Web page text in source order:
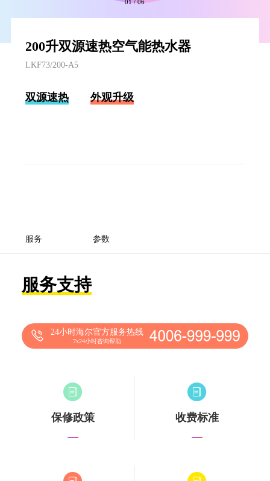
01/06
200升双源速热空气能热水器
LKF73/200-A5
双源速热 外观升级
服务 参数
服务支持
24小时海尔官方服务热线
7x24小时咨询帮助
保修政策 收费标准